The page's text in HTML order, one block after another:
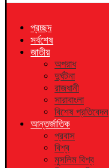
প্রচ্ছদ
সর্বশেষ
জাতীয়
অপরাধ
দুর্ঘটনা
রাজধানী
সারাবাংলা
বিশেষ প্রতিবেদন
আন্তর্জাতিক
প্রবাস
বিশ্ব
মুসলিম বিশ্ব